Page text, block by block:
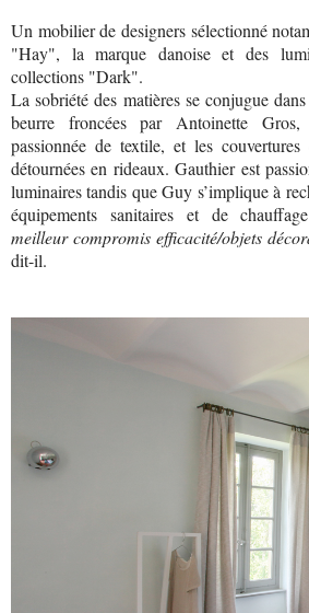
Un mobilier de designers sélectionné
"Hay", la marque danoise et des
collections "Dark".
La sobriété des matières se conjugue
beurre froncées par Antoinette
passionnée de textile, et les couvertures
détournées en rideaux. Gauthier est
luminaires tandis que Guy s’implique à
équipements sanitaires et de
meilleur compromis efficacité/objets
dit-il.